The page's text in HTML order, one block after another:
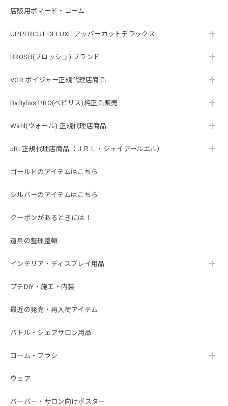
店販用ポマード・コーム
UPPERCUT DELUXE アッパーカットデラックス
BROSH(ブロッシュ) ブランド
VGR ボイジャー正規代理店商品
BaByliss PRO(ベビリス)純正品販売
Wahl(ウォール) 正規代理店商品
JRL正規代理店商品（ＪＲＬ・ジェイアールエル）
ゴールドのアイテムはこちら
シルバーのアイテムはこちら
クーポンがあるときには！
道具の整理整頓
インテリア・ディスプレイ用品
プチDIY・施工・内装
最近の発売・再入荷アイテム
バトル・シェアサロン用品
コーム・ブラシ
ウェア
バーバー・サロン向けポスター